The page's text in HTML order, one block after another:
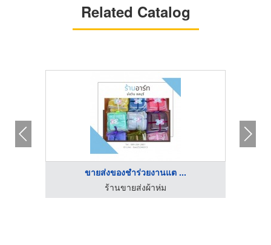
Related Catalog
ขายส่งของชำร่วยงานแต ...
ร้านขายส่งผ้าห่ม